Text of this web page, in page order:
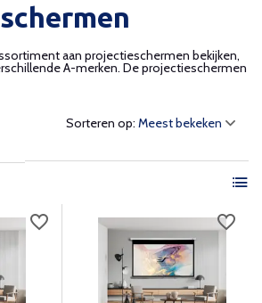
aan projectieschermen bekijken,
A-merken. De projectieschermen
Sorteren op: